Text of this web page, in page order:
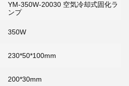
YM-350W-20030 空気冷却式固化ラ
ンプ
350W
230*50*100mm
200*30mm